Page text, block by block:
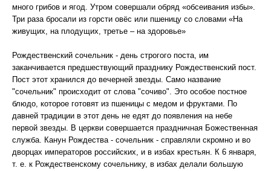
много грибов и ягод. Утром совершали обряд «обсеивания избы».
Три раза бросали из горсти овёс или пшеницу со словами «На
живущих, на плодущих, третье – на здоровье»
Рождественский сочельник - день строгого поста, им
заканчивается предшествующий празднику Рождественский пост.
Пост этот хранился до вечерней звезды. Само название
"сочельник" происходит от слова "сочиво". Это особое постное
блюдо, которое готовят из пшеницы с медом и фруктами. По
давней традиции в этот день не едят до появления на небе
первой звезды. В церкви совершается праздничная Божественная
служба. Канун Рождества - сочельник - справляли скромно и во
дворцах императоров российских, и в избах крестьян. К 6 января,
т. е. к Рождественскому сочельнику, в избах делали большую